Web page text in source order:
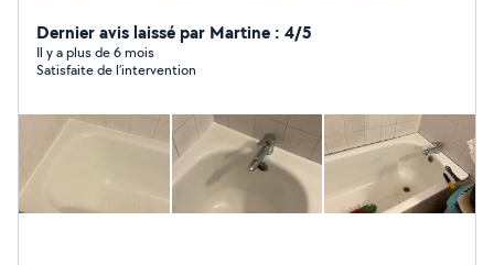
Réfection de joint étanchéité sdb et cuisine Avec ma
flexibilité, je m'adapte à vos besoins en plomberie. Que
ce soit pour un détartrage de toilettes ou un
rapidement tout en respectant vos lieux pour un travail
de qualité. Cordialement
Dernier avis laissé par Martine : 4/5
Il y a plus de 6 mois
Satisfaite de l’intervention